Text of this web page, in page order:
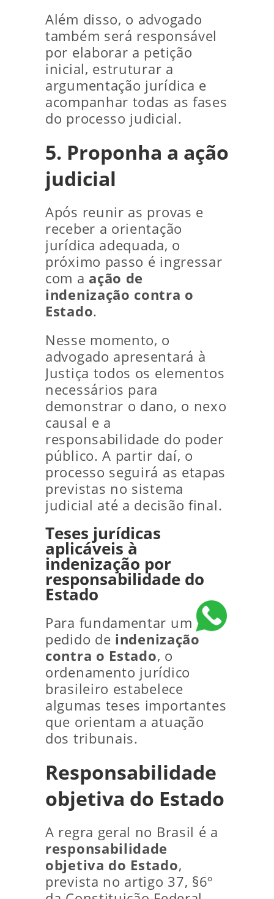
Além disso, o advogado
também será responsável
por elaborar a petição
inicial, estruturar a
argumentação jurídica e
acompanhar todas as fases
do processo judicial.
5. Proponha a ação
judicial
Após reunir as provas e
receber a orientação
jurídica adequada, o
próximo passo é ingressar
com a ação de
indenização contra o
Estado.
Nesse momento, o
advogado apresentará à
Justiça todos os elementos
necessários para
demonstrar o dano, o nexo
causal e a
responsabilidade do poder
público. A partir daí, o
processo seguirá as etapas
previstas no sistema
judicial até a decisão final.
Teses jurídicas
aplicáveis à
indenização por
responsabilidade do
Estado
Para fundamentar um
pedido de indenização
contra o Estado, o
ordenamento jurídico
brasileiro estabelece
algumas teses importantes
que orientam a atuação
dos tribunais.
Responsabilidade
objetiva do Estado
A regra geral no Brasil é a
responsabilidade
objetiva do Estado,
prevista no artigo 37, §6º